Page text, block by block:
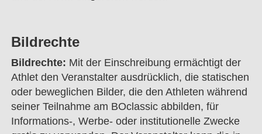
Bildrechte
Bildrechte: Mit der Einschreibung ermächtigt der
Athlet den Veranstalter ausdrücklich, die statischen
oder beweglichen Bilder, die den Athleten während
seiner Teilnahme am BOclassic abbilden, für
Informations-, Werbe- oder institutionelle Zwecke